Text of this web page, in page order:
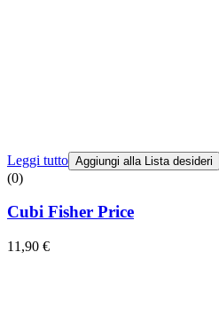
Leggi tutto Aggiungi alla Lista desideri
(0)
Cubi Fisher Price
11,90 €